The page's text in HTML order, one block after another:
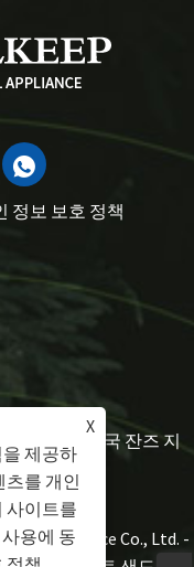
정보 보호 정책
시티 시티, 중국 잔즈 지
Appliance Co., Ltd. -
X
제공하
츠를 개인
사이트를
용에 동